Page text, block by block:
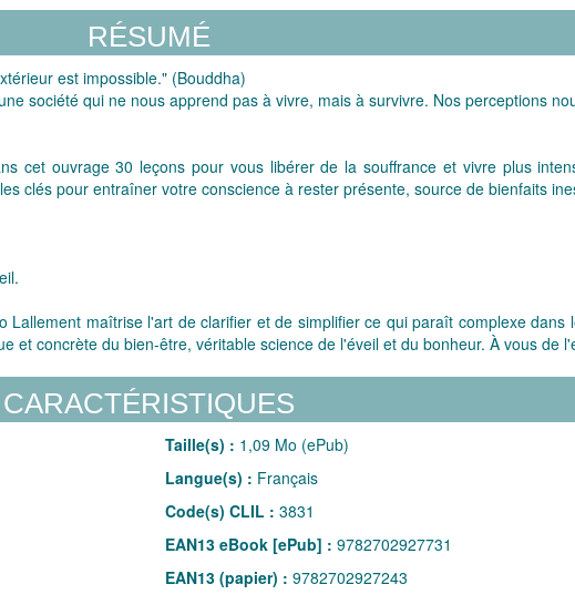
RÉSUMÉ
est impossible." (Bouddha)
société qui ne nous apprend pas à vivre, mais à survivre. Nos perceptions
cet ouvrage 30 leçons pour vous libérer de la souffrance et vivre plus
clés pour entraîner votre conscience à rester présente, source de bienfaits
maîtrise l'art de clarifier et de simplifier ce qui paraît complexe dans
et concrète du bien-être, véritable science de l'éveil et du bonheur. À vous de
CARACTÉRISTIQUES
Taille(s) : 1,09 Mo (ePub)
Langue(s) : Français
Code(s) CLIL : 3831
EAN13 eBook [ePub] : 9782702927731
EAN13 (papier) : 9782702927243